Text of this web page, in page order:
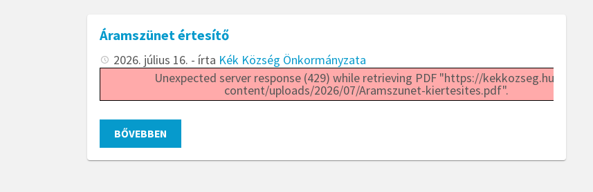
Áramszünet értesítő
2026. július 16. - írta Kék Község Önkormányzata
Unexpected server response (429) while retrieving PDF "https://kekkozseg.hu/wp-
content/uploads/2026/07/Aramszunet-kiertesites.pdf".
BŐVEBBEN